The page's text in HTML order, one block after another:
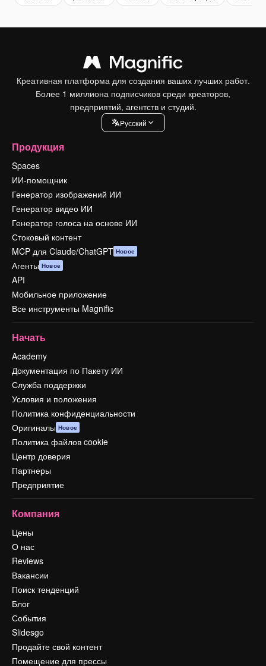
Креативная платформа для создания ваших лучших работ.
Более 1 миллиона подписчиков среди креаторов,
предприятий, агентств и студий.
Pусский
Продукция
Spaces
ИИ-помощник
Генератор изображений ИИ
Генератор видео ИИ
Генератор голоса на основе ИИ
Стоковый контент
MCP для Claude/ChatGPT Новое
Агенты Новое
API
Мобильное приложение
Все инструменты Magnific
Начать
Academy
Документация по Пакету ИИ
Служба поддержки
Условия и положения
Политика конфиденциальности
Оригиналы Новое
Политика файлов cookie
Центр доверия
Партнеры
Предприятие
Компания
Цены
О нас
Reviews
Вакансии
Поиск тенденций
Блог
События
Slidesgo
Продайте свой контент
Помещение для прессы